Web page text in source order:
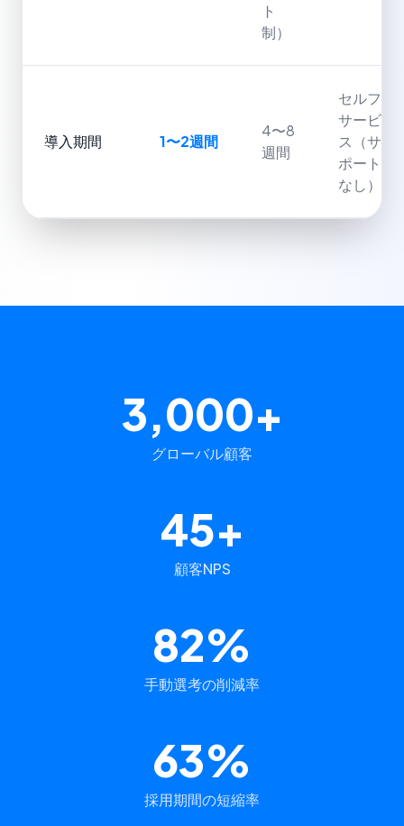
ト
制）
導入期間 1〜2週間
4〜8
週間
セルフ
サービ
ス（サ
ポート
なし）
3,000+
グローバル顧客
45+
顧客NPS
82%
手動選考の削減率
63%
採用期間の短縮率